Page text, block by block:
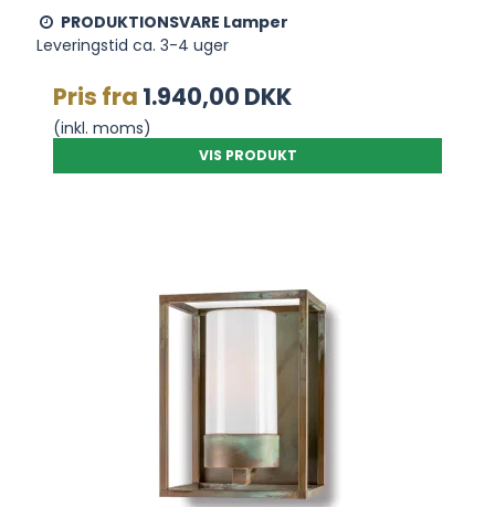
PRODUKTIONSVARE Lamper
Leveringstid ca. 3-4 uger
Pris fra 1.940,00 DKK
(inkl. moms)
VIS PRODUKT